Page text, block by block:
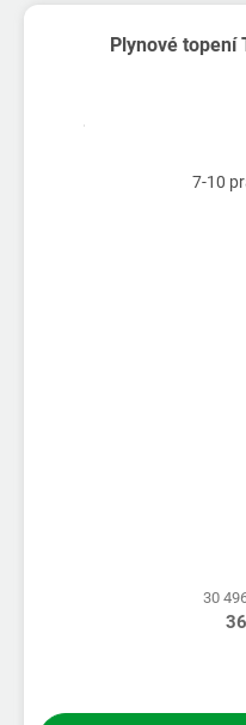
Plynové topení
7-10
30